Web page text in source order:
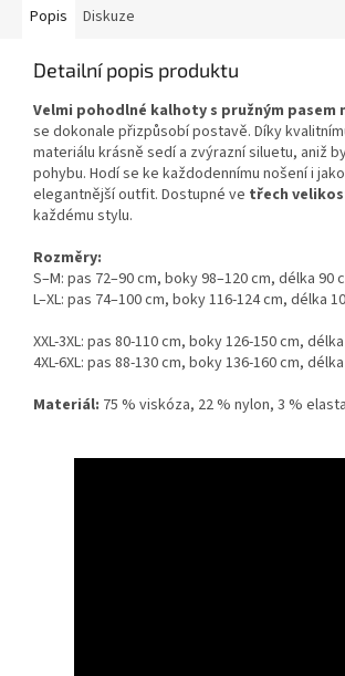
Popis Diskuze
Detailní popis produktu
Velmi pohodlné kalhoty s pružným pasem
se dokonale přizpůsobí postavě. Díky
materiálu krásně sedí a zvýrazní siluetu, aniž
pohybu. Hodí se ke každodennímu nošení i
elegantnější outfit. Dostupné ve třech
každému stylu.
Rozměry:
S–M: pas 72–90 cm, boky 98–120 cm, délka 90
L–XL: pas 74–100 cm, boky 116-124 cm, délka
XXL-3XL: pas 80-110 cm, boky 126-150 cm,
4XL-6XL: pas 88-130 cm, boky 136-160 cm,
Materiál: 75 % viskóza, 22 % nylon, 3 %